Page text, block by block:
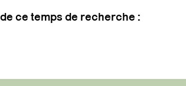
ce temps de recherche :